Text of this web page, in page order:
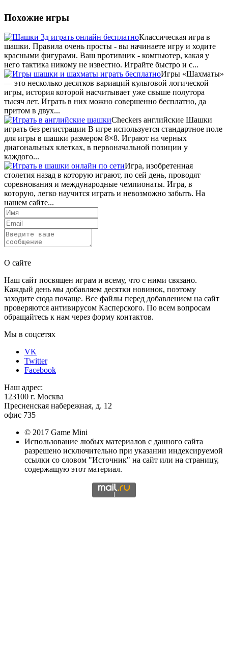
Похожие игры
Классическая игра в
шашки. Правила очень просты - вы начинаете игру и ходите
красными фигурами. Ваш противник - компьютер, какая у
него тактика никому не известно. Играйте быстро и с...
Игры «Шахматы»
— это несколько десятков вариаций культовой логической
игры, история которой насчитывает уже свыше полутора
тысяч лет. Играть в них можно совершенно бесплатно, да
притом в двух...
Checkers английские Шашки
играть без регистрации В игре используется стандартное поле
для игры в шашки размером 8×8. Играют на черных
диагональных клетках, в первоначальной позиции у
каждого...
Игра, изобретенная
столетия назад в которую играют, по сей день, проводят
соревнования и международные чемпионаты. Игра, в
которую, легко научится играть и невозможно забыть. На
нашем сайте...
О сайте
Наш сайт посвящен играм и всему, что с ними связано.
Каждый день мы добавляем десятки новинок, поэтому
заходите сюда почаще. Все файлы перед добавлением на сайт
проверяются антивирусом Касперского. По всем вопросам
обращайтесь к нам через форму контактов.
Мы в соцсетях
VK
Twitter
Facebook
Наш адрес:
123100 г. Москва
Пресненская набережная, д. 12
офис 735
© 2017 Game Mini
Использование любых материалов с данного сайта
разрешено исключительно при указании индексируемой
ссылки со словом "Источник" на сайт или на страницу,
содержащую этот материал.